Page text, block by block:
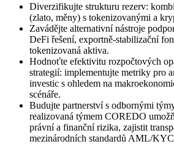
Diverzifikujte strukturu rezerv:
(zlato, měny) s tokenizovanými a
Zavádějte alternativní nástroje
DeFi řešení, exportně-stabilizační
tokenizovaná aktiva.
Hodnoťte efektivitu rozpočtových
strategií: implementujte metriky pro
investic s ohledem na
scénáře.
Budujte partnerství s odbornými
realizovaná týmem COREDO
právní a finanční rizika, zajistit
mezinárodních standardů AML/